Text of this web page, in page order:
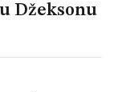
Džeksonu